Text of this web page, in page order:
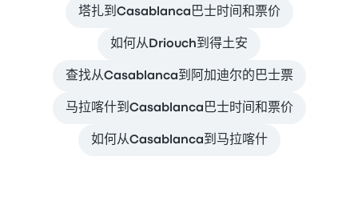
塔扎到Casablanca巴士时间和票价
如何从Driouch到得土安
查找从Casablanca到阿加迪尔的巴士票
马拉喀什到Casablanca巴士时间和票价
如何从Casablanca到马拉喀什